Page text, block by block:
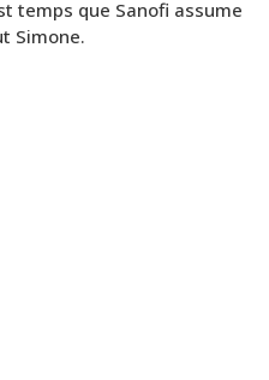
temps que Sanofi assume
Simone.